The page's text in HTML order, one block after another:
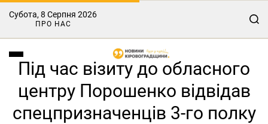
Субота, 8 Серпня 2026
ПРО НАС
Під час візиту до обласного
центру Порошенко відвідав
спецпризначенців 3-го полку